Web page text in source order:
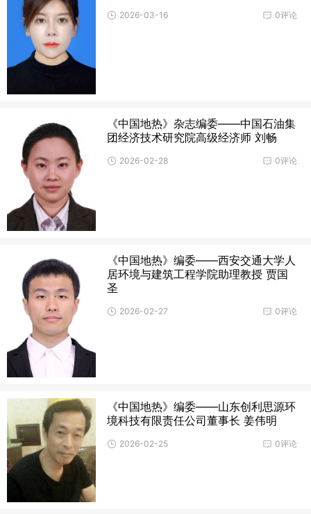
0评论
2026-03-16
《中国地热》杂志编委——中国石油集
团经济技术研究院高级经济师 刘畅
0评论
2026-02-28
《中国地热》编委——西安交通大学人
居环境与建筑工程学院助理教授 贾国
圣
0评论
2026-02-27
《中国地热》编委——山东创利思源环
境科技有限责任公司董事长 姜伟明
0评论
2026-02-25